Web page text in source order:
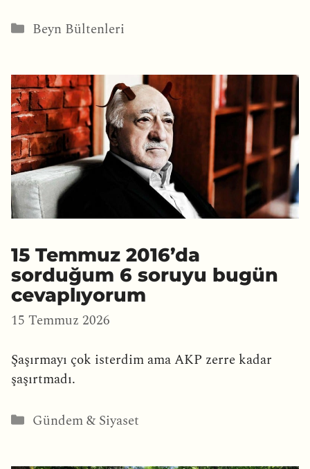
Kategoriler
Beyn Bültenleri
15 Temmuz 2016’da
sorduğum 6 soruyu bugün
cevaplıyorum
15 Temmuz 2026
Şaşırmayı çok isterdim ama AKP zerre kadar
şaşırtmadı.
Kategoriler
Gündem & Siyaset